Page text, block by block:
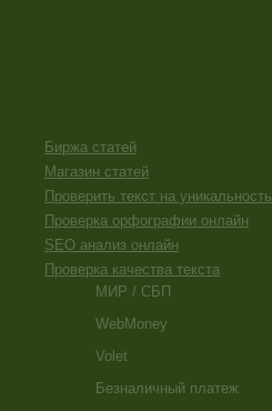
Биржа статей
Магазин статей
Проверить текст на уникальность
Проверка орфографии онлайн
SEO анализ онлайн
Проверка качества текста
МИР / СБП
WebMoney
Volet
Безналичный платеж